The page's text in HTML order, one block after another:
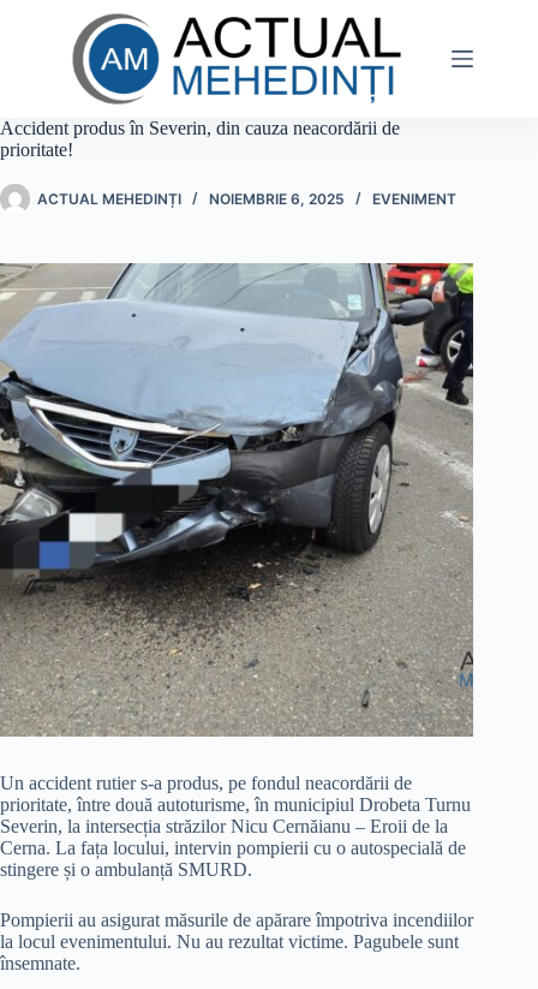
Accident produs în Severin, din cauza neacordării de
prioritate!
ACTUAL MEHEDINȚI NOIEMBRIE 6, 2025 EVENIMENT
Un accident rutier s-a produs, pe fondul neacordării de
prioritate, între două autoturisme, în municipiul Drobeta Turnu
Severin, la intersecția străzilor Nicu Cernăianu – Eroii de la
Cerna. La fața locului, intervin pompierii cu o autospecială de
stingere și o ambulanță SMURD.
Pompierii au asigurat măsurile de apărare împotriva incendiilor
la locul evenimentului. Nu au rezultat victime. Pagubele sunt
însemnate.